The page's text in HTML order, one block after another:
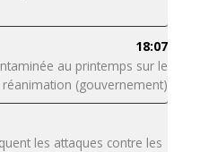
18:07
au printemps sur le
(gouvernement)
les attaques contre les